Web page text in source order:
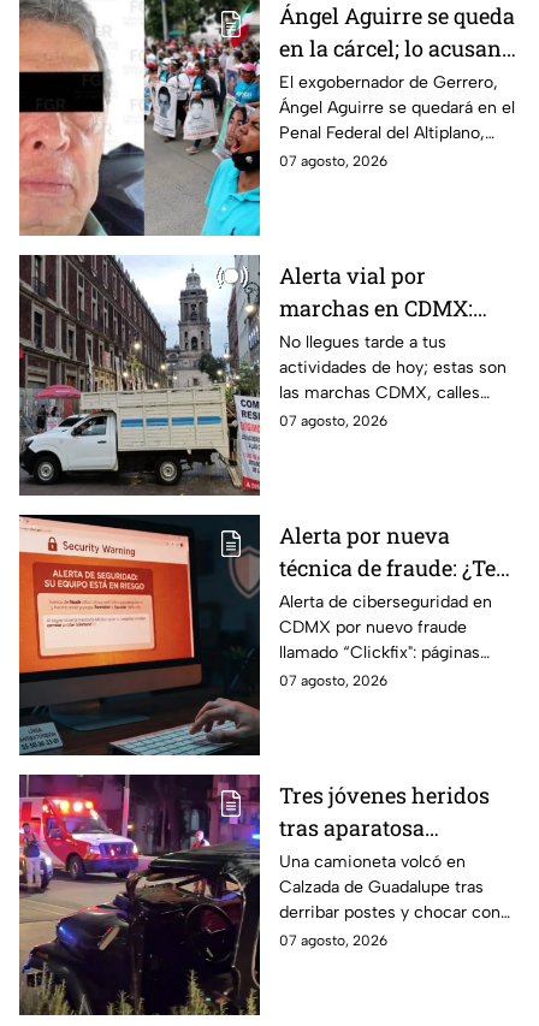
Ángel Aguirre se queda
en la cárcel; lo acusan
de destruir
información del caso
Ayotzinapa
El exgobernador de Gerrero,
Ángel Aguirre se quedará en el
Penal Federal del Altiplano,
luego de que fue detenido ayer
07 agosto, 2026
Alerta vial por
marchas en CDMX:
Manifestantes retiran
bloqueo en Canela y Eje
3 Sur, colonia Granjas
México
No llegues tarde a tus
actividades de hoy; estas son
las marchas CDMX, calles
cerradas y bloqueos que
07 agosto, 2026
Alerta por nueva
técnica de fraude: ¿Te
piden copiar códigos
extraños en la PC?
Cuidado, podrías ser
víctima del peligroso
Alerta de ciberseguridad en
CDMX por nuevo fraude
llamado “Clickfix": páginas
falsas que engañan para
07 agosto, 2026
Tres jóvenes heridos
tras aparatosa
volcadura en Tepeyac
Insurgentes y operativo
en la Juárez, mientras
dormía
Una camioneta volcó en
Calzada de Guadalupe tras
derribar postes y chocar con
un árbol, dejando a tres
07 agosto, 2026